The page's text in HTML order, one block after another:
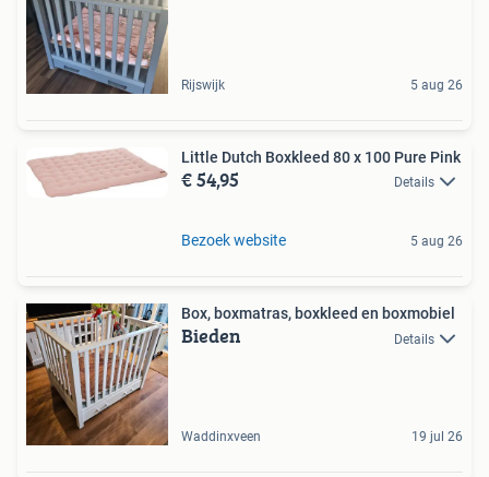
Rijswijk 5 aug 26
Little Dutch Boxkleed 80 x 100 Pure Pink
€ 54,95 Details
Bezoek website 5 aug 26
Box, boxmatras, boxkleed en boxmobiel
Bieden Details
Waddinxveen 19 jul 26